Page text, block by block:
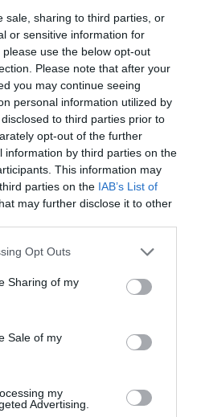
sale, sharing to third parties, or
or sensitive information for
use the below opt-out
Please note that after your
you may continue seeing
personal information utilized by
to third parties prior to
opt-out of the further
information by third parties on the
This information may
parties on the IAB’s List of
may further disclose it to other
Opt Outs
Sharing of my
Sale of my
my
Advertising.
dans cet hôtel?
détails
à
SUPERBE
8.7/10
dans cet hôtel?
OUI
détails
à
AGRÉABLE
6.2/10
détails
7.6/10